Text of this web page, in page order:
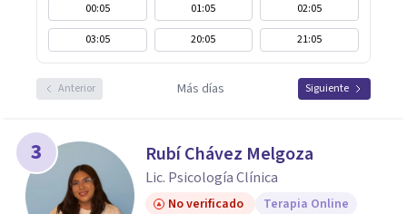
00:05 01:05
02:05
03:05
20:05 21:05
Anterior Más días Siguiente
3 Rubí Chávez Melgoza
Lic. Psicología Clínica
No verificado Terapia Online